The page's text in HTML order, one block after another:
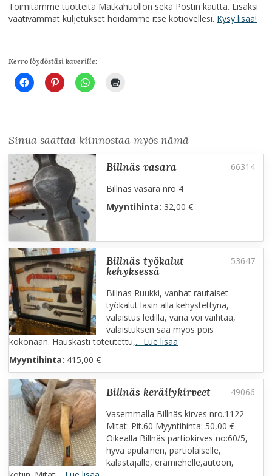
Toimitamme tuotteita Matkahuollon sekä Postin kautta. Lisäksi
vaativammat kuljetukset hoidamme itse kotiovellesi. Kysy lisää!
Kerro löydöstäsi kaverille:
Sinua saattaa kiinnostaa myös nämä
billnäs vasara
Billnäs vasara nro 4
Myyntihinta: 32,00 €
billnäs työkalut
kehyksessä
Billnäs Ruukki, vanhat rautaiset
työkalut lasin alla kehystettynä,
valaistus ledillä, väriä voi vaihtaa,
valaistuksen saa myös pois
kokonaan. Hauskasti toteutettu,... Lue lisää
Myyntihinta: 415,00 €
billnäs keräilykirveet
Vasemmalla Billnäs kirves nro.1122
Mitat: Pit.60 Myyntihinta: 50,00 €
Oikealla Billnäs partiokirves no:60/5,
hyvä apulainen, partiolaiselle,
kalastajalle, erämiehelle,autoon,